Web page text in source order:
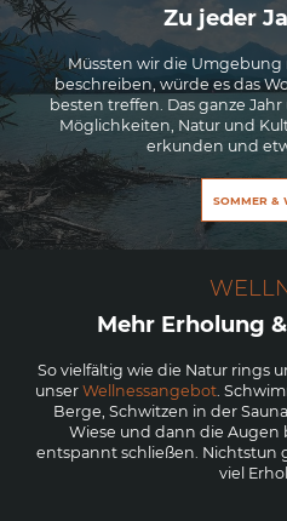
Zu jeder
Müssten wir die
beschreiben, würde es das
besten treffen. Das ganze
Möglichkeiten, Natur und
erkunden und
SOMMER &
Mehr Erholung
So vielfältig wie die Natur rings
unser Wellnessangebot.
Berge, Schwitzen in der
Wiese und dann die Augen
entspannt schließen. Nichtstun
viel